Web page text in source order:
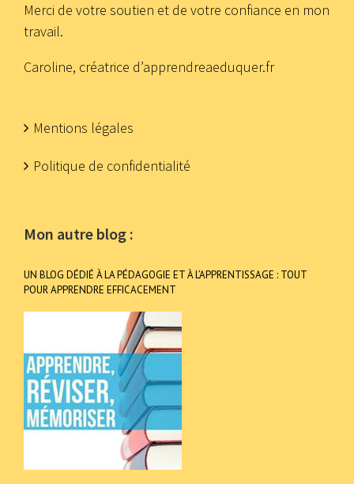
Merci de votre soutien et de votre confiance en mon
travail.
Caroline, créatrice d’apprendreaeduquer.fr
Mentions légales
Politique de confidentialité
Mon autre blog :
UN BLOG DÉDIÉ À LA PÉDAGOGIE ET À L’APPRENTISSAGE : TOUT
POUR APPRENDRE EFFICACEMENT